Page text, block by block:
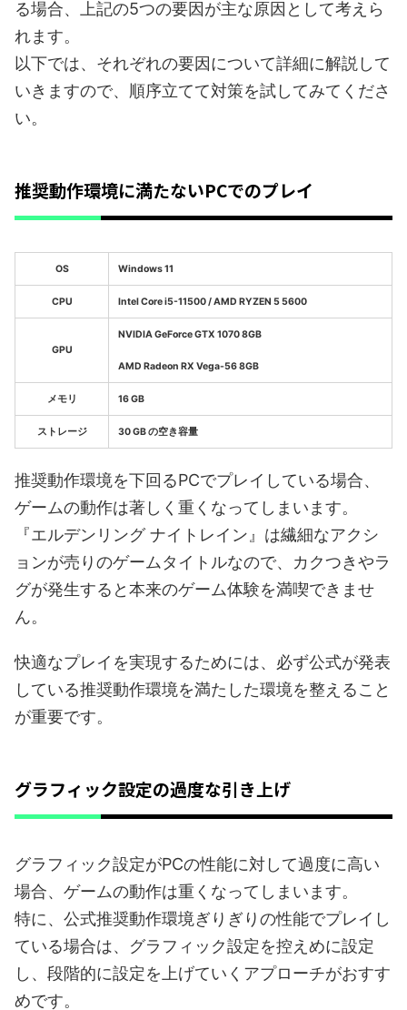
る場合、上記の5つの要因が主な原因として考えら
れます。
以下では、それぞれの要因について詳細に解説して
いきますので、順序立てて対策を試してみてくださ
い。
推奨動作環境に満たないPCでのプレイ
OS Windows 11
CPU Intel Core i5-11500 / AMD RYZEN 5 5600
GPU
NVIDIA GeForce GTX 1070 8GB
AMD Radeon RX Vega-56 8GB
メモリ 16 GB
ストレージ 30 GB の空き容量
推奨動作環境を下回るPCでプレイしている場合、
ゲームの動作は著しく重くなってしまいます。
『エルデンリング ナイトレイン』は繊細なアクシ
ョンが売りのゲームタイトルなので、カクつきやラ
グが発生すると本来のゲーム体験を満喫できませ
ん。
快適なプレイを実現するためには、必ず公式が発表
している推奨動作環境を満たした環境を整えること
が重要です。
グラフィック設定の過度な引き上げ
グラフィック設定がPCの性能に対して過度に高い
場合、ゲームの動作は重くなってしまいます。
特に、公式推奨動作環境ぎりぎりの性能でプレイし
ている場合は、グラフィック設定を控えめに設定
し、段階的に設定を上げていくアプローチがおすす
めです。